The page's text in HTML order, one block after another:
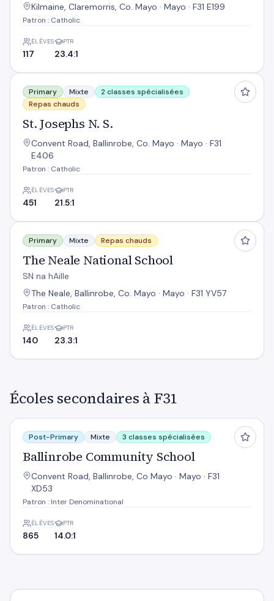
Kilmaine, Claremorris, Co. Mayo · Mayo · F31 E199
Patron : Catholic
ÉLÈVES
117
PTR
23.4:1
St. Josephs N. S.
Primary Mixte
2 classes spécialisées
Repas chauds
St. Josephs N. S.
Convent Road, Ballinrobe, Co. Mayo · Mayo · F31
E406
Patron : Catholic
ÉLÈVES
451
PTR
21.5:1
The Neale National School
Primary Mixte Repas chauds
The Neale National School
SN na hAille
The Neale, Ballinrobe, Co. Mayo · Mayo · F31 YV57
Patron : Catholic
ÉLÈVES
140
PTR
23.3:1
Écoles secondaires à F31
Ballinrobe Community School
Post-Primary Mixte 3 classes spécialisées
Ballinrobe Community School
Convent Road, Ballinrobe, Co Mayo · Mayo · F31
XD53
Patron : Inter Denominational
ÉLÈVES
865
PTR
14.0:1